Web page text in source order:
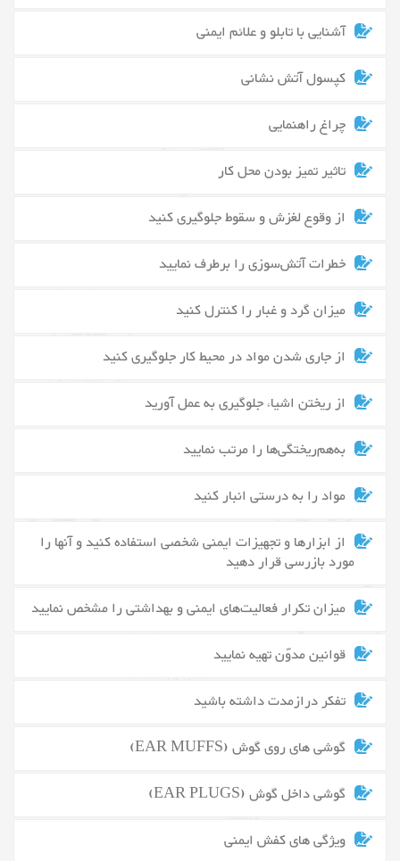
آشنایی با تابلو و علائم ایمنی
کپسول آتش نشانی
چراغ راهنمایی
تاثیر تمیز بودن محل کار
از وقوع لغزش و سقوط جلوگیری کنید
خطرات آتش‌سوزی را برطرف نمایید
میزان گرد و غبار را کنترل کنید
از جاری شدن مواد در محیط کار جلوگیری کنید
از ریختن اشیاء جلوگیری به عمل آورید
به‌هم‌ریختگی‌ها را مرتب نمایید
مواد را به درستی انبار کنید
از ابزارها و تجهیزات ایمنی شخصی استفاده کنید و آنها را
مورد بازرسی قرار دهید
میزان تکرار فعالیت‌های ایمنی و بهداشتی را مشخص نمایید
قوانین مدوّن تهیه نمایید
تفکر درازمدت داشته باشید
گوشی های روی گوش (EAR MUFFS)
گوشی داخل گوش (EAR PLUGS)
ویژگی های کفش ایمنی